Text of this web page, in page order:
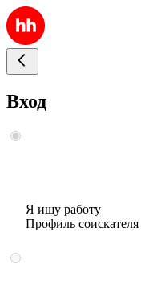
Вход
Я ищу работу
Профиль соискателя